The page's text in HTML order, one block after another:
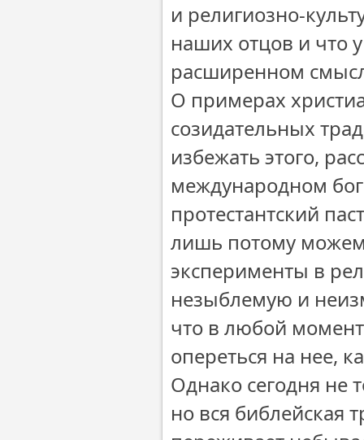
и религиозно-
наших отцов и что
расширенном
О примерах
созидательных
избежать этого,
международном
протестантский
лишь потому
эксперименты в
незыблемую и
что в любой
опереться на нее,
Однако сегодня не
но вся библейская